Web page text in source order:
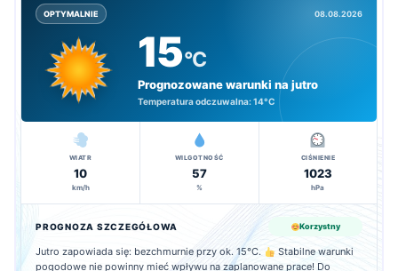
OPTYMALNIE 08.08.2026
15°C
Prognozowane warunki na jutro
Temperatura odczuwalna:14°C
WIATR
10
km/h
WILGOTNOŚĆ
57
%
CIŚNIENIE
1023
hPa
PROGNOZA SZCZEGÓŁOWA Korzystny
Jutro zapowiada się: bezchmurnie przy ok. 15°C.
Stabilne warunki
pogodowe nie powinny mieć wpływu na zaplanowane prace! Do